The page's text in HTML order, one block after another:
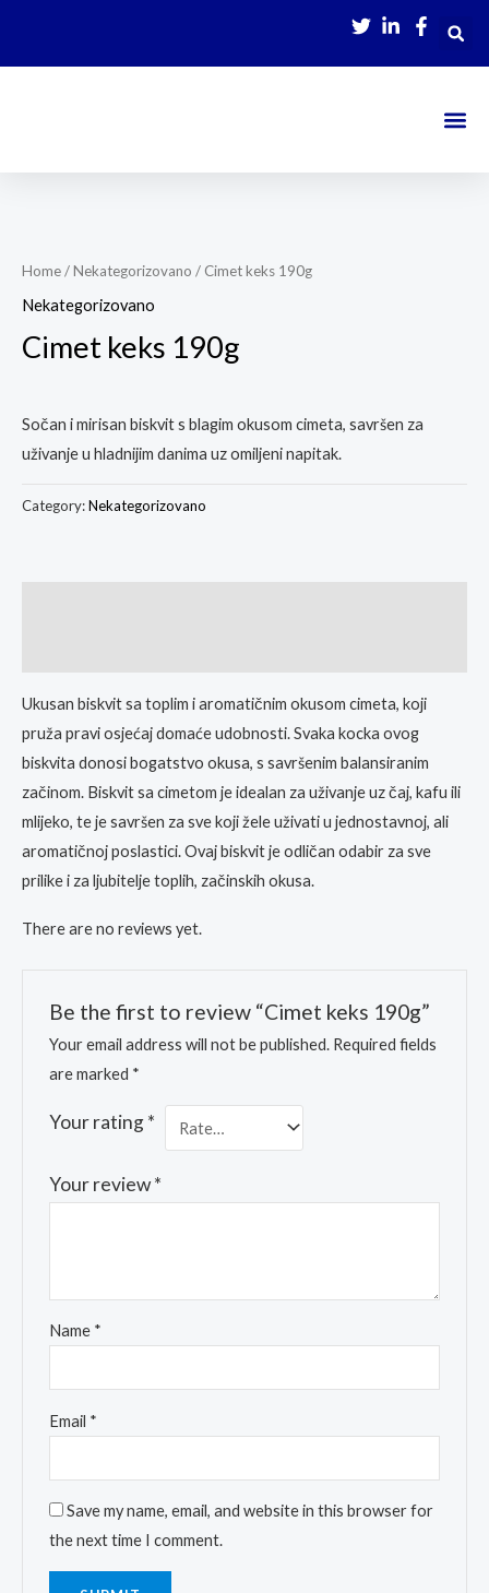
content
Home/Nekategorizovano / Cimet keks 190g
Nekategorizovano
Cimet keks 190g
Sočan i mirisan biskvit s blagim okusom cimeta, savršen za
uživanje u hladnijim danima uz omiljeni napitak.
Category:Nekategorizovano
Ukusan biskvit sa toplim i aromatičnim okusom cimeta, koji
pruža pravi osjećaj domaće udobnosti. Svaka kocka ovog
biskvita donosi bogatstvo okusa, s savršenim balansiranim
začinom. Biskvit sa cimetom je idealan za uživanje uz čaj, kafu ili
mlijeko, te je savršen za sve koji žele uživati u jednostavnoj, ali
aromatičnoj poslastici. Ovaj biskvit je odličan odabir za sve
prilike i za ljubitelje toplih, začinskih okusa.
There are no reviews yet.
Be the first to review “Cimet keks 190g”
Your email address will not be published. Required fields
are marked *
Your rating*
Your review*
Name *
Email *
Save my name, email, and website in this browser for
the next time I comment.